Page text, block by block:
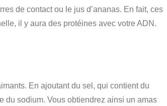
de contact ou le jus d’ananas. En fait, ces
il y aura des protéines avec votre ADN.
En ajoutant du sel, qui contient du
du sodium. Vous obtiendrez ainsi un amas